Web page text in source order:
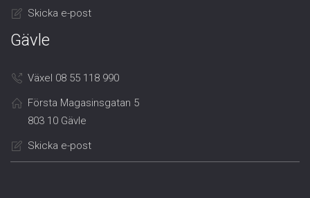
Skicka e-post
Gävle
Växel 08 55 118 990
Första Magasinsgatan 5
803 10 Gävle
Skicka e-post